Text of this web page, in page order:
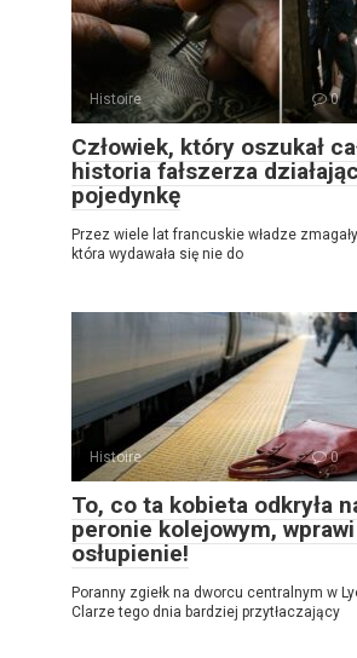
Histoire 0
Człowiek, który oszukał
historia fałszerza
pojedynkę
Przez wiele lat francuskie władze
która wydawała się nie do
Histoire 0
To, co ta kobieta odkryła
peronie kolejowym, wprawi
osłupienie!
Poranny zgiełk na dworcu centralnym w
Clarze tego dnia bardziej przytłaczający